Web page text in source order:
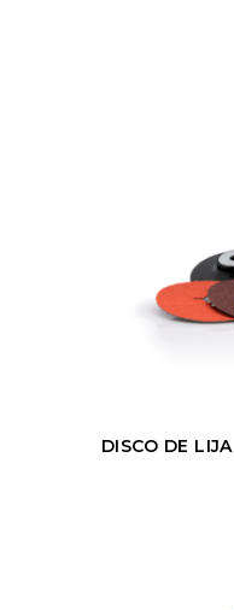
DISCO DE LIJA